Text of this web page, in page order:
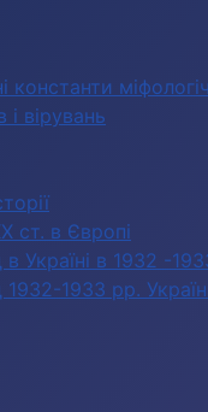
константи
і вірувань
ст. в Європі
Україні в 1932 -
1933 рр.